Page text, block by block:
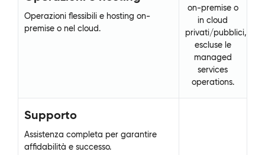
Operazioni flessibili e hosting on-
premise o nel cloud.
on-premise o
in cloud
privati/pubblici,
escluse le
managed
services
operations.
Supporto
Assistenza completa per garantire
affidabilità e successo.